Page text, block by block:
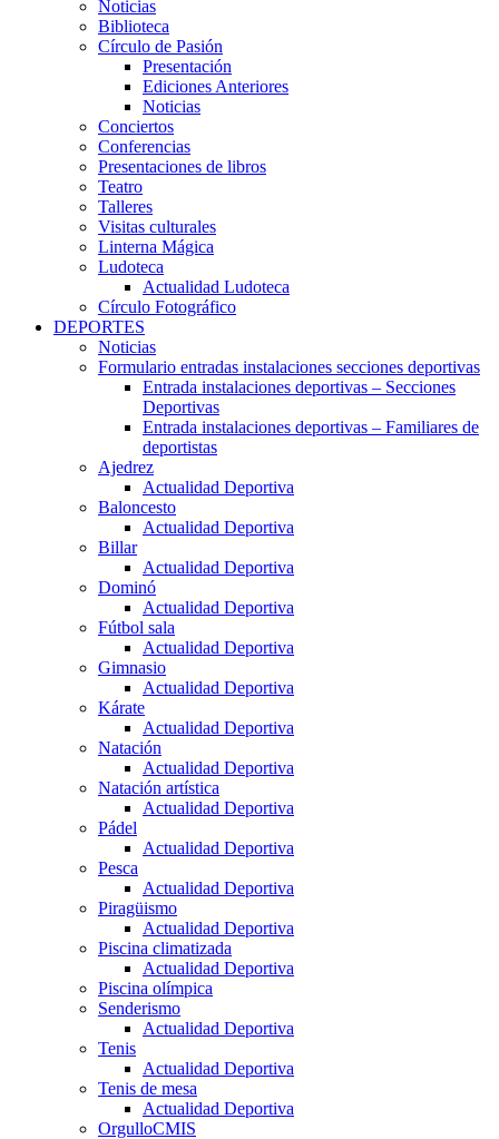
Noticias
Biblioteca
Círculo de Pasión
Presentación
Ediciones Anteriores
Noticias
Conciertos
Conferencias
Presentaciones de libros
Teatro
Talleres
Visitas culturales
Linterna Mágica
Ludoteca
Actualidad Ludoteca
Círculo Fotográfico
DEPORTES
Noticias
Formulario entradas instalaciones secciones deportivas
Entrada instalaciones deportivas – Secciones
Deportivas
Entrada instalaciones deportivas – Familiares de
deportistas
Ajedrez
Actualidad Deportiva
Baloncesto
Actualidad Deportiva
Billar
Actualidad Deportiva
Dominó
Actualidad Deportiva
Fútbol sala
Actualidad Deportiva
Gimnasio
Actualidad Deportiva
Kárate
Actualidad Deportiva
Natación
Actualidad Deportiva
Natación artística
Actualidad Deportiva
Pádel
Actualidad Deportiva
Pesca
Actualidad Deportiva
Piragüismo
Actualidad Deportiva
Piscina climatizada
Actualidad Deportiva
Piscina olímpica
Senderismo
Actualidad Deportiva
Tenis
Actualidad Deportiva
Tenis de mesa
Actualidad Deportiva
OrgulloCMIS